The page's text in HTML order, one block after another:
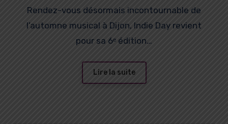
Rendez-vous désormais incontournable de
l’automne musical à Dijon, Indie Day revient
pour sa 6ᵉ édition…
Lire la suite